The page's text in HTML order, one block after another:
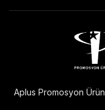
Aplus Promosyon